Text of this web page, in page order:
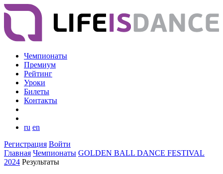
Чемпионаты
Премиум
Рейтинг
Уроки
Билеты
Контакты
ru en
Регистрация Войти
Главная Чемпионаты GOLDEN BALL DANCE FESTIVAL
2024 Результаты